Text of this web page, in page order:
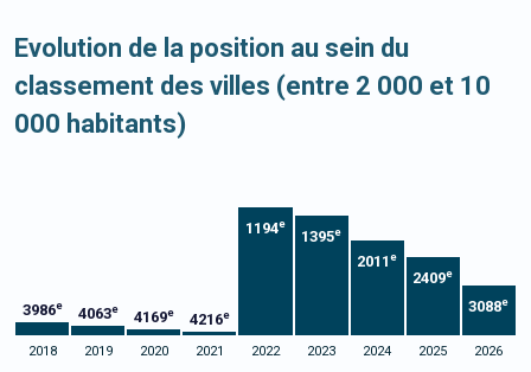
Evolution de la position au sein du
classement des villes (entre 2 000 et 10
000 habitants)
3986e 4063e 4169e 4216e
1194e
1395e
2011e
2409e
3088e
2018 2019 2020 2021 2022 2023 2024 2025 2026